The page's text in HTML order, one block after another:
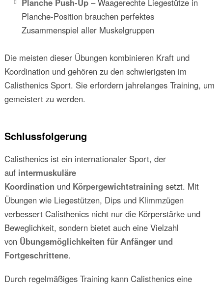
Planche Push-Up– Waagerechte Liegestütze in
Planche-Position brauchen perfektes
Zusammenspiel aller Muskelgruppen
Die meisten dieser Übungen kombinieren Kraft und
Koordination und gehören zu den schwierigsten im
Calisthenics Sport. Sie erfordern jahrelanges Training, um
gemeistert zu werden.
Schlussfolgerung
Calisthenics ist ein internationaler Sport, der
auf intermuskuläre
Koordination und Körpergewichtstraining setzt. Mit
Übungen wie Liegestützen, Dips und Klimmzügen
verbessert Calisthenics nicht nur die Körperstärke und
Beweglichkeit, sondern bietet auch eine Vielzahl
von Übungsmöglichkeiten für Anfänger und
Fortgeschrittene.
Durch regelmäßiges Training kann Calisthenics eine